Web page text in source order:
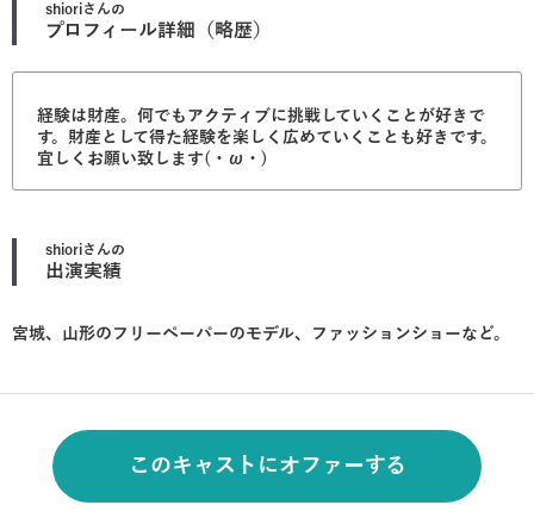
shioriさんの
プロフィール詳細（略歴）
経験は財産。何でもアクティブに挑戦していくことが好きで
す。財産として得た経験を楽しく広めていくことも好きです。
宜しくお願い致します(・ω・)
shioriさんの
出演実績
宮城、山形のフリーペーパーのモデル、ファッションショーなど。
このキャストにオファーする